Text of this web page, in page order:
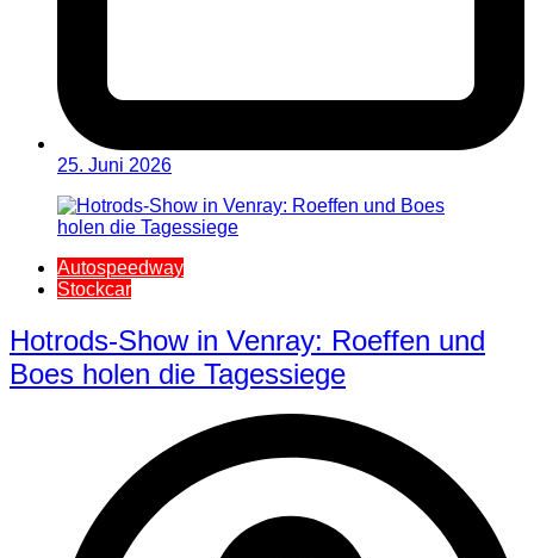
25. Juni 2026
Autospeedway
Stockcar
Hotrods-Show in Venray: Roeffen und
Boes holen die Tagessiege